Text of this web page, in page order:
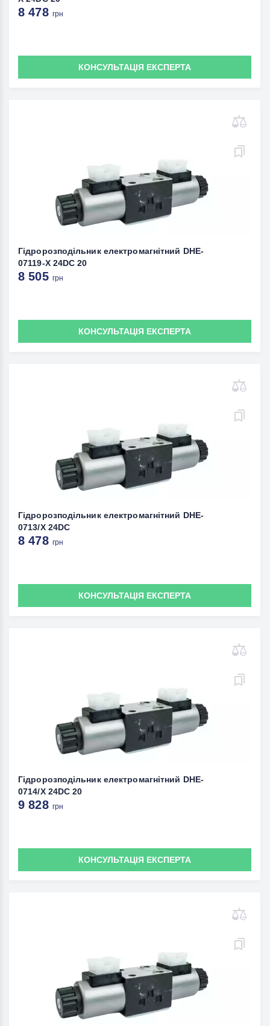
8 478 грн
КОНСУЛЬТАЦІЯ ЕКСПЕРТА
Гідророзподільник електромагнітний DHE-
07119-X 24DC 20
8 505 грн
КОНСУЛЬТАЦІЯ ЕКСПЕРТА
Гідророзподільник електромагнітний DHE-
0713/X 24DC
8 478 грн
КОНСУЛЬТАЦІЯ ЕКСПЕРТА
Гідророзподільник електромагнітний DHE-
0714/X 24DC 20
9 828 грн
КОНСУЛЬТАЦІЯ ЕКСПЕРТА